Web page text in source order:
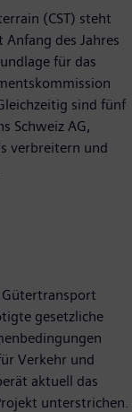
(CST) steht
des Jahres
für das
sind fünf
Schweiz AG,
verbreitern und
gesetzliche
Verkehr und
aktuell das
unterstrichen.